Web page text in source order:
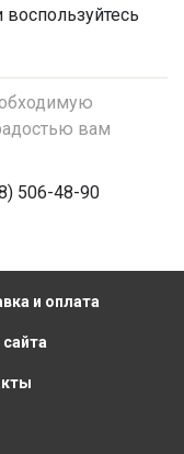
вам
506-48-90
и оплата
сайта